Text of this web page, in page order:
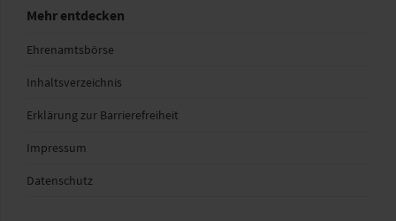
Mehr entdecken
Ehrenamtsbörse
Inhaltsverzeichnis
Erklärung zur Barrierefreiheit
Impressum
Datenschutz